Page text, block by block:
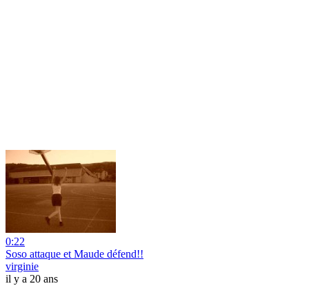
0:22
Soso attaque et Maude défend!!
virginie
il y a 20 ans